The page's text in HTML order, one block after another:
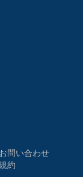
お問い合わせ
約